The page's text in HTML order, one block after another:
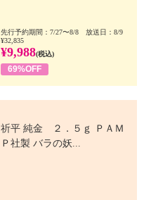
先行予約期間：7/27〜8/8 放送日：8/9
¥32,835
¥9,988(税込)
69%OFF
祈平 純金 ２．５ｇ ＰＡＭ
Ｐ社製 バラの妖...